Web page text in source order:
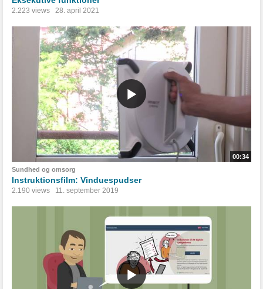
2.223 views 28. april 2021
00:34
Sundhed og omsorg
Instruktionsfilm: Vinduespudser
2.190 views 11. september 2019